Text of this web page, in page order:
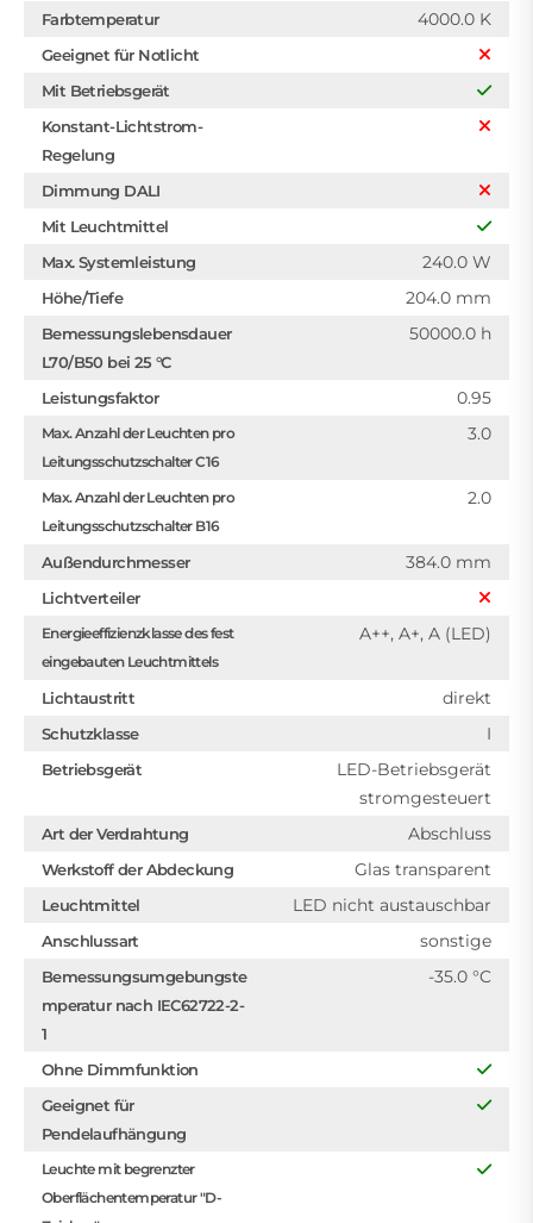
Farbtemperatur 4000.0 K
Geeignet für Notlicht
Mit Betriebsgerät
Konstant-Lichtstrom-
Regelung
Dimmung DALI
Mit Leuchtmittel
Max. Systemleistung
240.0 W
Höhe/Tiefe 204.0 mm
Bemessungslebensdauer
L70/B50 bei 25 °C
50000.0 h
Leistungsfaktor 0.95
Max. Anzahl der Leuchten pro
Leitungsschutzschalter C16
3.0
Max. Anzahl der Leuchten pro
Leitungsschutzschalter B16
2.0
Außendurchmesser 384.0 mm
Lichtverteiler
Energieeffizienzklasse des fest
eingebauten Leuchtmittels
A++, A+, A (LED)
Lichtaustritt direkt
Schutzklasse I
Betriebsgerät
LED-Betriebsgerät
stromgesteuert
Art der Verdrahtung Abschluss
Werkstoff der Abdeckung Glas transparent
Leuchtmittel LED nicht austauschbar
Anschlussart sonstige
Bemessungsumgebungste
mperatur nach IEC62722-2-
1
-35.0 °C
Ohne Dimmfunktion
Geeignet für
Pendelaufhängung
Leuchte mit begrenzter
Oberflächentemperatur "D-